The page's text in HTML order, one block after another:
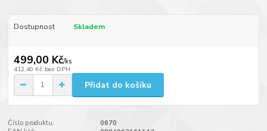
Dostupnost Skladem
499,00 Kč/ks
412,40 Kč bez DPH
Přidat do košíku
Číslo produktu:
0670